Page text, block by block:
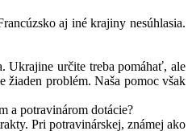
aj iné krajiny nesúhlasia.
Ukrajine určite treba pomáhať, ale
problém. Naša pomoc však
a potravinárom dotácie?
Pri potravinárskej, známej ako